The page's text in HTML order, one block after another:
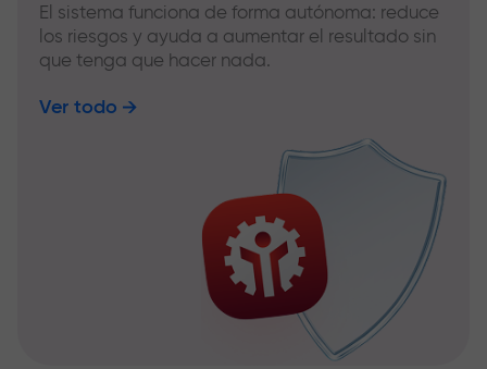
El sistema funciona de forma autónoma: reduce
los riesgos y ayuda a aumentar el resultado sin
que tenga que hacer nada.
Ver todo